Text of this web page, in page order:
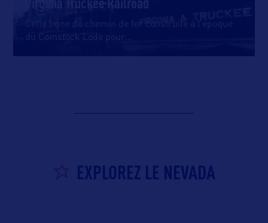
Cette ligne de chemin de fer construite à l’époque
du Comstock Lode pour
EXPLOREZ LE NEVADA